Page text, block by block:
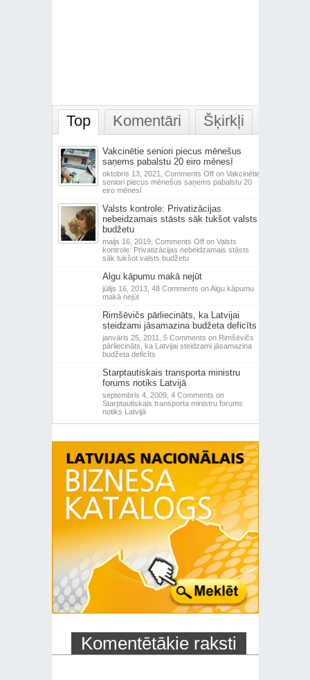
Top Komentāri Šķirkļi
Vakcinētie seniori piecus mēnešus
saņems pabalstu 20 eiro mēnesī
oktobris 13, 2021, Comments Offon Vakcinētie
seniori piecus mēnešus saņems pabalstu 20
eiro mēnesī
Valsts kontrole: Privatizācijas
nebeidzamais stāsts sāk tukšot valsts
budžetu
maijs 16, 2019, Comments Offon Valsts
kontrole: Privatizācijas nebeidzamais stāsts
sāk tukšot valsts budžetu
Algu kāpumu makā nejūt
jūlijs 16, 2013, 48 Comments on Algu kāpumu
makā nejūt
Rimšēvičs pārliecināts, ka Latvijai
steidzami jāsamazina budžeta deficīts
janvāris 25, 2011, 5 Comments on Rimšēvičs
pārliecināts, ka Latvijai steidzami jāsamazina
budžeta deficīts
Starptautiskais transporta ministru
forums notiks Latvijā
septembris 4, 2009, 4 Comments on
Starptautiskais transporta ministru forums
notiks Latvijā
Komentētākie raksti